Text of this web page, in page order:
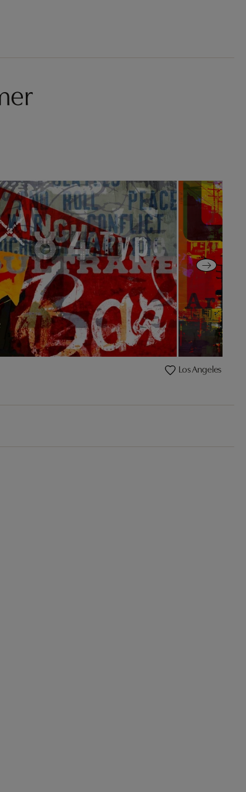
Los Angeles X